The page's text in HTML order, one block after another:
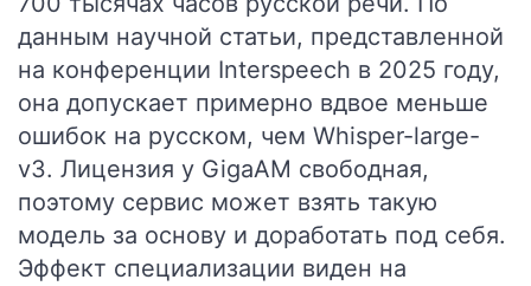
данным научной статьи, представленной
на конференции Interspeech в 2025 году,
она допускает примерно вдвое меньше
ошибок на русском, чем Whisper-large-
v3. Лицензия у GigaAM свободная,
поэтому сервис может взять такую
модель за основу и доработать под себя.
Эффект специализации виден на